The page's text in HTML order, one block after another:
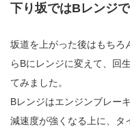
下り坂ではBレンジで
坂道を上がった後はもちろ
らBにレンジに変えて、回
てみました。
Bレンジはエンジンブレー
減速度が強くなる上に、タ